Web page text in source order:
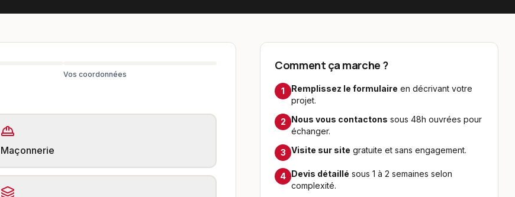
Vos coordonnées
Maçonnerie
Comment ça marche ?
1 Remplissez le formulaire en décrivant votre
projet.
2 Nous vous contactons sous 48h ouvrées pour
échanger.
3 Visite sur site gratuite et sans engagement.
4 Devis détaillé sous 1 à 2 semaines selon
complexité.